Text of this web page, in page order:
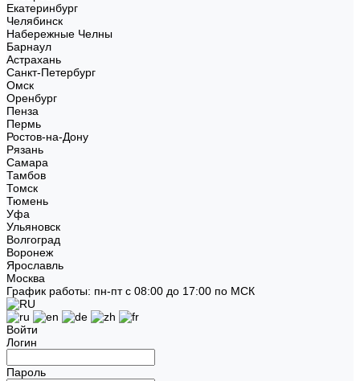
Екатеринбург
Челябинск
Набережные Челны
Барнаул
Астрахань
Санкт-Петербург
Омск
Оренбург
Пенза
Пермь
Ростов-на-Дону
Рязань
Самара
Тамбов
Томск
Тюмень
Уфа
Ульяновск
Волгоград
Воронеж
Ярославль
Москва
График работы: пн-пт с 08:00 до 17:00 по МСК
Войти
Логин
Пароль